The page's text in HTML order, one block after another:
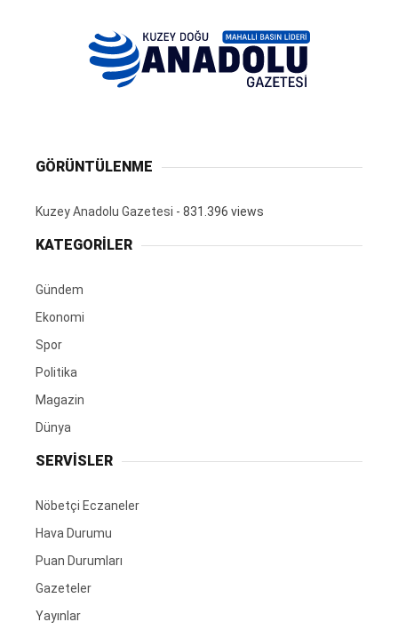
GÖRÜNTÜLENME
Kuzey Anadolu Gazetesi - 831.396 views
KATEGORİLER
Gündem
Ekonomi
Spor
Politika
Magazin
Dünya
SERVİSLER
Nöbetçi Eczaneler
Hava Durumu
Puan Durumları
Gazeteler
Yayınlar